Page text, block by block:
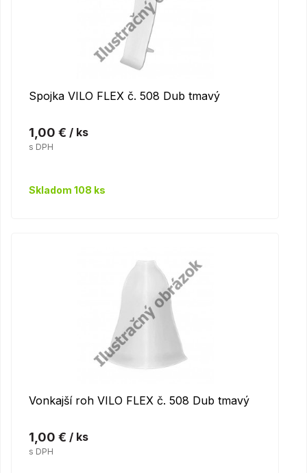
Spojka VILO FLEX č. 508 Dub tmavý
1,00 € / ks
s DPH
Skladom 108 ks
Vonkajší roh VILO FLEX č. 508 Dub tmavý
1,00 € / ks
s DPH